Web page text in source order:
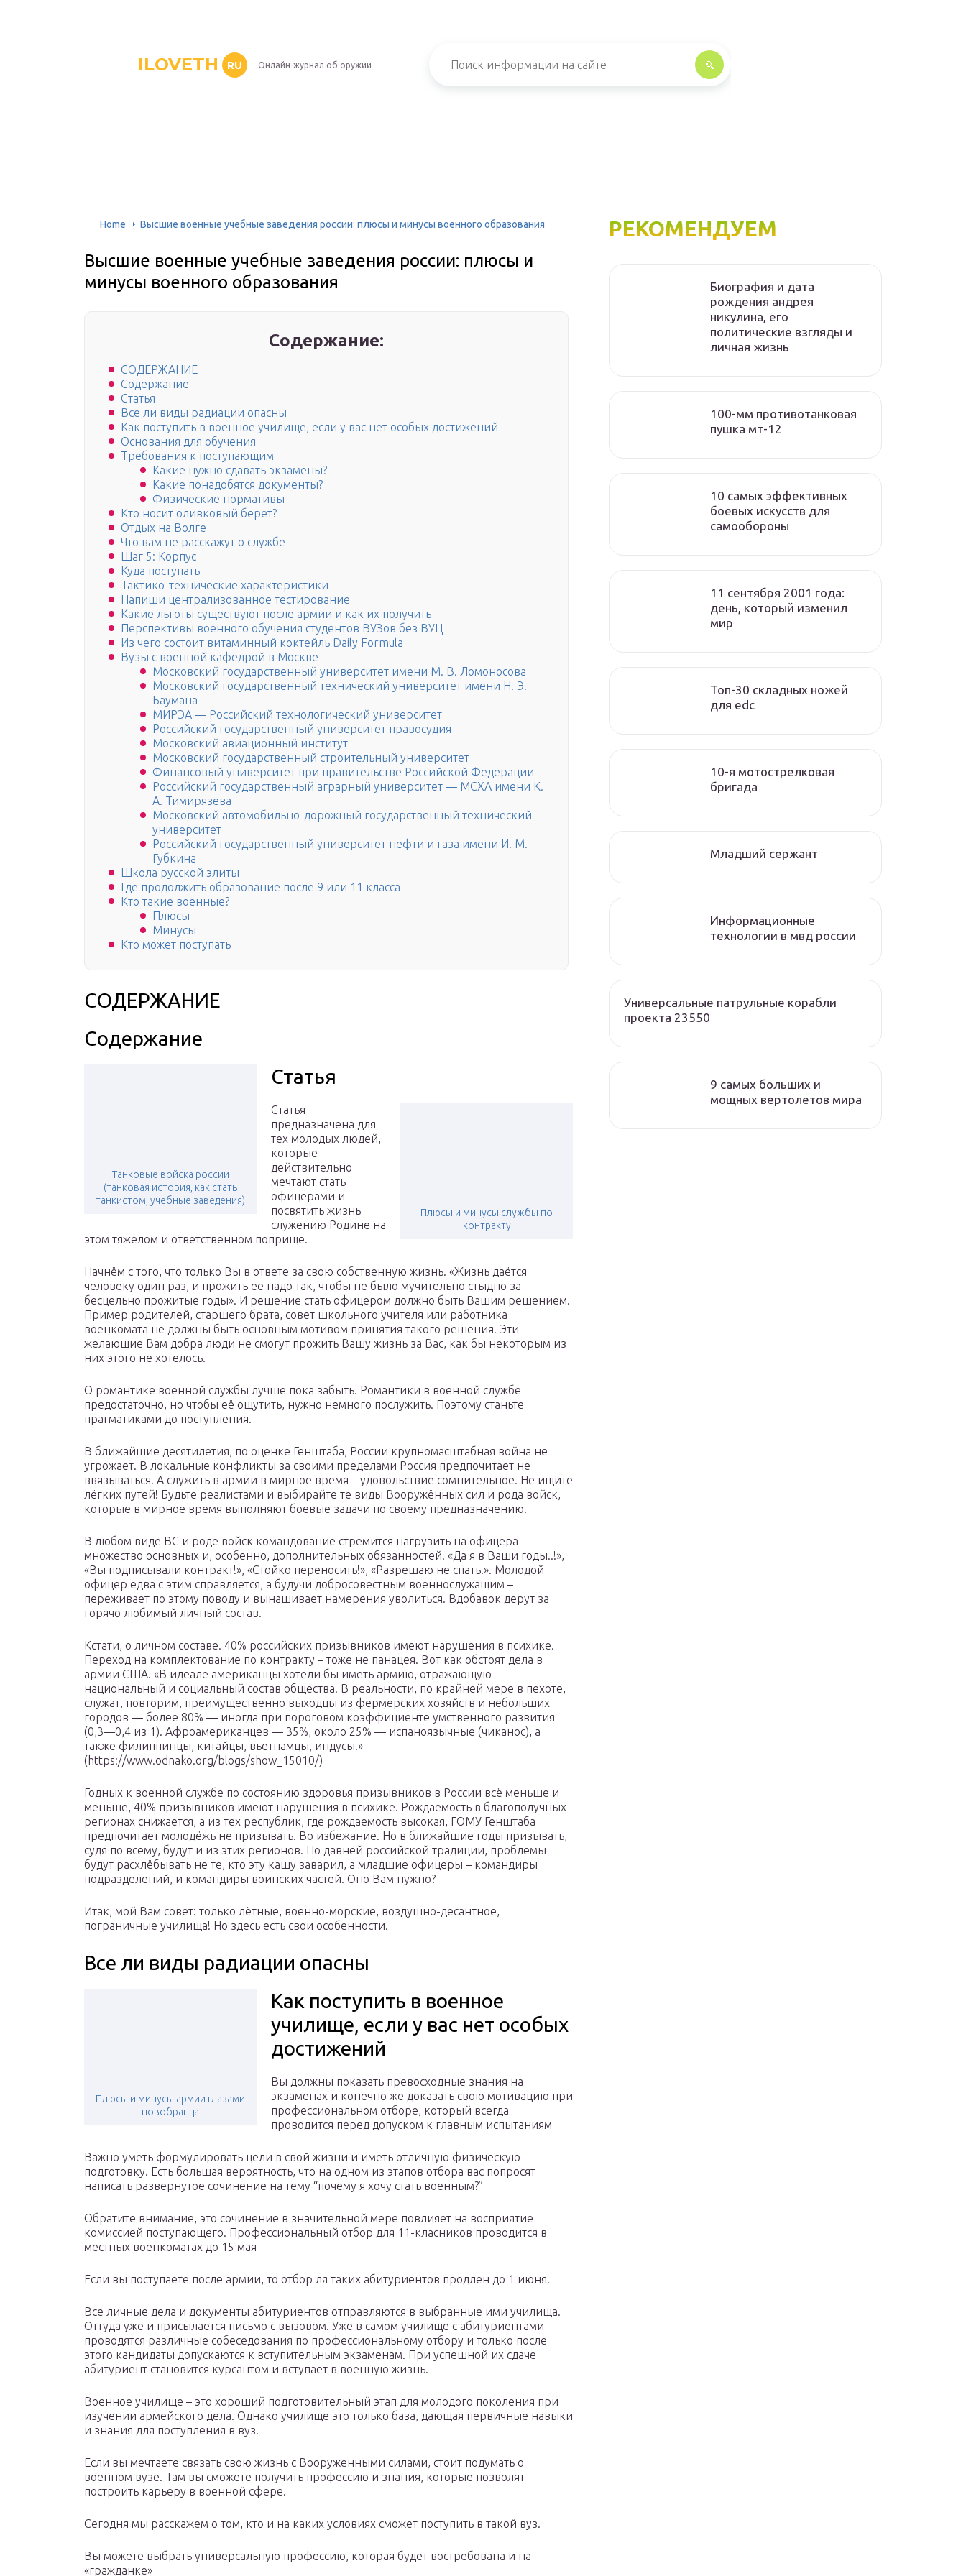
ILOVETH RU Онлайн-журнал об оружии
Home Высшие военные учебные заведения россии: плюсы и минусы военного образования
Высшие военные учебные заведения россии: плюсы и
минусы военного образования
Содержание:
СОДЕРЖАНИЕ
Содержание
Статья
Все ли виды радиации опасны
Как поступить в военное училище, если у вас нет особых достижений
Основания для обучения
Требования к поступающим
Какие нужно сдавать экзамены?
Какие понадобятся документы?
Физические нормативы
Кто носит оливковый берет?
Отдых на Волге
Что вам не расскажут о службе
Шаг 5: Корпус
Куда поступать
Тактико-технические характеристики
Напиши централизованное тестирование
Какие льготы существуют после армии и как их получить
Перспективы военного обучения студентов ВУЗов без ВУЦ
Из чего состоит витаминный коктейль Daily Formula
Вузы с военной кафедрой в Москве
Московский государственный университет имени М. В. Ломоносова
Московский государственный технический университет имени Н. Э.
Баумана
МИРЭА — Российский технологический университет
Российский государственный университет правосудия
Московский авиационный институт
Московский государственный строительный университет
Финансовый университет при правительстве Российской Федерации
Российский государственный аграрный университет — МСХА имени К.
А. Тимирязева
Московский автомобильно-дорожный государственный технический
университет
Российский государственный университет нефти и газа имени И. М.
Губкина
Школа русской элиты
Где продолжить образование после 9 или 11 класса
Кто такие военные?
Плюсы
Минусы
Кто может поступать
СОДЕРЖАНИЕ
Содержание
Танковые войска россии
(танковая история, как стать
танкистом, учебные заведения)
Статья
Плюсы и минусы службы по
контракту
Статья
предназначена для
тех молодых людей,
которые
действительно
мечтают стать
офицерами и
посвятить жизнь
служению Родине на
этом тяжелом и ответственном поприще.
Начнём с того, что только Вы в ответе за свою собственную жизнь. «Жизнь даётся
человеку один раз, и прожить ее надо так, чтобы не было мучительно стыдно за
бесцельно прожитые годы». И решение стать офицером должно быть Вашим решением.
Пример родителей, старшего брата, совет школьного учителя или работника
военкомата не должны быть основным мотивом принятия такого решения. Эти
желающие Вам добра люди не смогут прожить Вашу жизнь за Вас, как бы некоторым из
них этого не хотелось.
О романтике военной службы лучше пока забыть. Романтики в военной службе
предостаточно, но чтобы её ощутить, нужно немного послужить. Поэтому станьте
прагматиками до поступления.
В ближайшие десятилетия, по оценке Генштаба, России крупномасштабная война не
угрожает. В локальные конфликты за своими пределами Россия предпочитает не
ввязываться. А служить в армии в мирное время – удовольствие сомнительное. Не ищите
лёгких путей! Будьте реалистами и выбирайте те виды Вооружённых сил и рода войск,
которые в мирное время выполняют боевые задачи по своему предназначению.
В любом виде ВС и роде войск командование стремится нагрузить на офицера
множество основных и, особенно, дополнительных обязанностей. «Да я в Ваши годы..!»,
«Вы подписывали контракт!», «Стойко переносить!», «Разрешаю не спать!». Молодой
офицер едва с этим справляется, а будучи добросовестным военнослужащим –
переживает по этому поводу и вынашивает намерения уволиться. Вдобавок дерут за
горячо любимый личный состав.
Кстати, о личном составе. 40% российских призывников имеют нарушения в психике.
Переход на комплектование по контракту – тоже не панацея. Вот как обстоят дела в
армии США. «В идеале американцы хотели бы иметь армию, отражающую
национальный и социальный состав общества. В реальности, по крайней мере в пехоте,
служат, повторим, преимущественно выходцы из фермерских хозяйств и небольших
городов — более 80% — иногда при пороговом коэффициенте умственного развития
(0,3—0,4 из 1). Афроамериканцев — 35%, около 25% — испаноязычные (чиканос), а
также филиппинцы, китайцы, вьетнамцы, индусы.»
(https://www.odnako.org/blogs/show_15010/)
Годных к военной службе по состоянию здоровья призывников в России всё меньше и
меньше, 40% призывников имеют нарушения в психике. Рождаемость в благополучных
регионах снижается, а из тех республик, где рождаемость высокая, ГОМУ Генштаба
предпочитает молодёжь не призывать. Во избежание. Но в ближайшие годы призывать,
судя по всему, будут и из этих регионов. По давней российской традиции, проблемы
будут расхлёбывать не те, кто эту кашу заварил, а младшие офицеры – командиры
подразделений, и командиры воинских частей. Оно Вам нужно?
Итак, мой Вам совет: только лётные, военно-морские, воздушно-десантное,
пограничные училища! Но здесь есть свои особенности.
Все ли виды радиации опасны
Плюсы и минусы армии глазами
новобранца
Как поступить в военное
училище, если у вас нет особых
достижений
Вы должны показать превосходные знания на
экзаменах и конечно же доказать свою мотивацию при
профессиональном отборе, который всегда
проводится перед допуском к главным испытаниям
Важно уметь формулировать цели в свой жизни и иметь отличную физическую
подготовку. Есть большая вероятность, что на одном из этапов отбора вас попросят
написать развернутое сочинение на тему “почему я хочу стать военным?”
Обратите внимание, это сочинение в значительной мере повлияет на восприятие
комиссией поступающего. Профессиональный отбор для 11-класников проводится в
местных военкоматах до 15 мая
Если вы поступаете после армии, то отбор ля таких абитуриентов продлен до 1 июня.
Все личные дела и документы абитуриентов отправляются в выбранные ими училища.
Оттуда уже и присылается письмо с вызовом. Уже в самом училище с абитуриентами
проводятся различные собеседования по профессиональному отбору и только после
этого кандидаты допускаются к вступительным экзаменам. При успешной их сдаче
абитуриент становится курсантом и вступает в военную жизнь.
Военное училище – это хороший подготовительный этап для молодого поколения при
изучении армейского дела. Однако училище это только база, дающая первичные навыки
и знания для поступления в вуз.
Если вы мечтаете связать свою жизнь с Вооруженными силами, стоит подумать о
военном вузе. Там вы сможете получить профессию и знания, которые позволят
построить карьеру в военной сфере.
Сегодня мы расскажем о том, кто и на каких условиях сможет поступить в такой вуз.
Вы можете выбрать универсальную профессию, которая будет востребована и на
«гражданке»
РЕКОМЕНДУЕМ
Биография и дата
рождения андрея
никулина, его
политические взгляды и
личная жизнь
100-мм противотанковая
пушка мт-12
10 самых эффективных
боевых искусств для
самообороны
11 сентября 2001 года:
день, который изменил
мир
Топ-30 складных ножей
для edc
10-я мотострелковая
бригада
Младший сержант
Информационные
технологии в мвд россии
Универсальные патрульные корабли
проекта 23550
9 самых больших и
мощных вертолетов мира